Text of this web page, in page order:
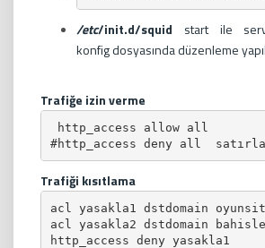
/etc/init.d/squid start ile
konfig dosyasında düzenleme
Trafiğe izin verme
http_access allow all
Trafiği kısıtlama
acl yasakla1 dstdomain
acl yasakla2 dstdomain
http_access deny yasakla1